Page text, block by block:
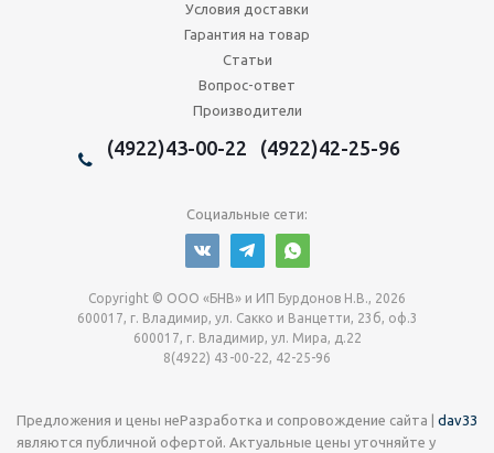
Условия доставки
Гарантия на товар
Статьи
Вопрос-ответ
Производители
(4922)43-00-22 (4922)42-25-96
Социальные сети:
Copyright © ООО «БНВ» и ИП Бурдонов Н.В., 2026
600017, г. Владимир, ул. Сакко и Ванцетти, 23б, оф.3
600017, г. Владимир, ул. Мира, д.22
8(4922) 43-00-22, 42-25-96
Разработка и сопровождение сайта | dav33
Предложения и цены не
являются публичной офертой. Актуальные цены уточняйте у